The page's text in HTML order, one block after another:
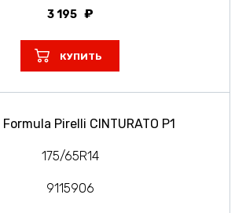
3 195
КУПИТЬ
Pirelli CINTURATO P1
175/65R14
9115906